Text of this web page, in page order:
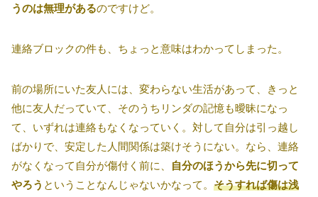
うのは無理があるのですけど。
連絡ブロックの件も、ちょっと意味はわかってしまった。
前の場所にいた友人には、変わらない生活があって、きっと
他に友人だっていて、そのうちリンダの記憶も曖昧になっ
て、いずれは連絡もなくなっていく。対して自分は引っ越し
ばかりで、安定した人間関係は築けそうにない。なら、連絡
がなくなって自分が傷付く前に、
自分のほうから先に切って
やろう ということなんじゃないかなって。 そうすれば傷は浅